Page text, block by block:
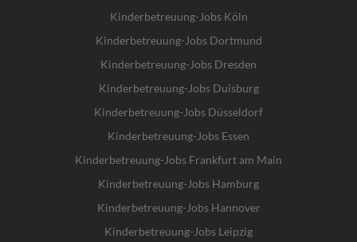
Kinderbetreuung-Jobs Köln
Kinderbetreuung-Jobs Dortmund
Kinderbetreuung-Jobs Dresden
Kinderbetreuung-Jobs Duisburg
Kinderbetreuung-Jobs Düsseldorf
Kinderbetreuung-Jobs Essen
Kinderbetreuung-Jobs Frankfurt am Main
Kinderbetreuung-Jobs Hamburg
Kinderbetreuung-Jobs Hannover
Kinderbetreuung-Jobs Leipzig